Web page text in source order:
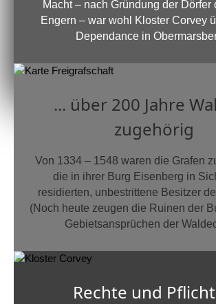
Macht – nach Gründung der Dörfer
Engern – war wohl Kloster Corvey
Dependance in
... über 200 Jahre
zugehörig
Von 1334 – 1548 waren die Grafen
die in ihrer Burg Eisenberg in
residierten, unbestrittene Besitzer
(Noch heute zeugen die Ruinen der
Gebietsansprüchen der
Rechte und